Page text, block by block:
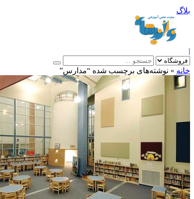
بلاگ
|
خانه » نوشته‌های برچسب شده “مدارس”